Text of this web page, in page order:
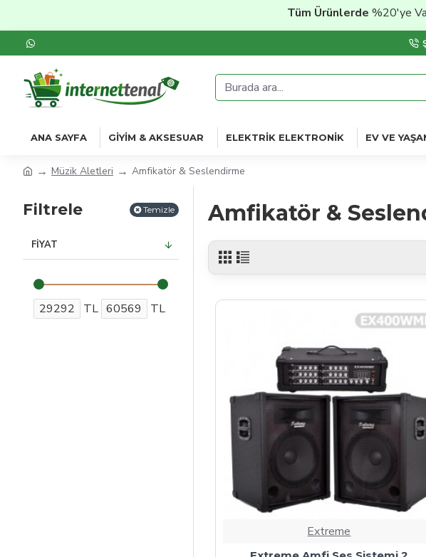
Tüm Ürünlerde%20'ye
ANA SAYFA GIYIM & AKSESUAR ELEKTRIK ELEKTRONIK EV VE
Müzik Aletleri Amfikatör & Seslendirme
Filtrele Temizle
FIYAT
TL TL
Amfikatör &
Extreme